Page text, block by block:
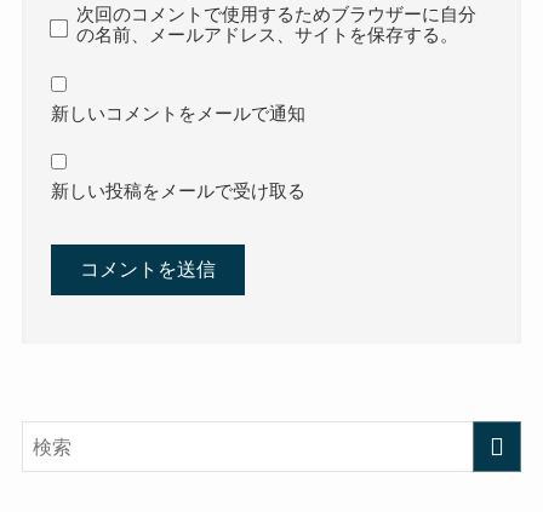
次回のコメントで使用するためブラウザーに自分
の名前、メールアドレス、サイトを保存する。
新しいコメントをメールで通知
新しい投稿をメールで受け取る